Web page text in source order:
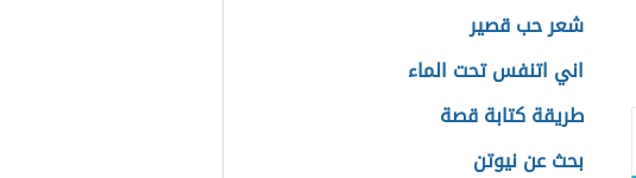
شعر حب قصير
اني اتنفس تحت الماء
طريقة كتابة قصة
بحث عن نيوتن